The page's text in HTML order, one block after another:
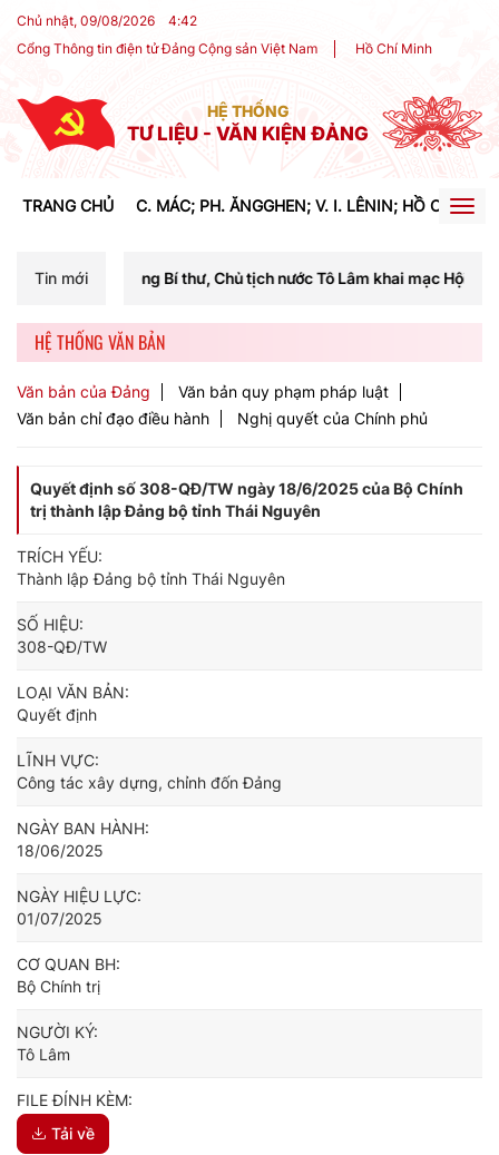
Chủ nhật, 09/08/2026 4:42
Cổng Thông tin điện tử Đảng Cộng sản Việt Nam
Hồ Chí Minh
HỆ THỐNG
TƯ LIỆU - VĂN KIỆN ĐẢNG
TRANG CHỦ C. MÁC; PH. ĂNGGHEN; V. I. LÊNIN; HỒ CHÍ
Tin mới
Bí thư, Chủ tịch nước Tô Lâm khai mạc Hội nghị Trung ương lần
HỆ THỐNG VĂN BẢN
Văn bản của Đảng
Văn bản quy phạm pháp luật
Văn bản chỉ đạo điều hành
Nghị quyết của Chính phủ
Quyết định số 308-QĐ/TW ngày 18/6/2025 của Bộ Chính
trị thành lập Đảng bộ tỉnh Thái Nguyên
TRÍCH YẾU:
Thành lập Đảng bộ tỉnh Thái Nguyên
SỐ HIỆU:
308-QĐ/TW
LOẠI VĂN BẢN:
Quyết định
LĨNH VỰC:
Công tác xây dựng, chỉnh đốn Đảng
NGÀY BAN HÀNH:
18/06/2025
NGÀY HIỆU LỰC:
01/07/2025
CƠ QUAN BH:
Bộ Chính trị
NGƯỜI KÝ:
Tô Lâm
FILE ĐÍNH KÈM:
Tải về